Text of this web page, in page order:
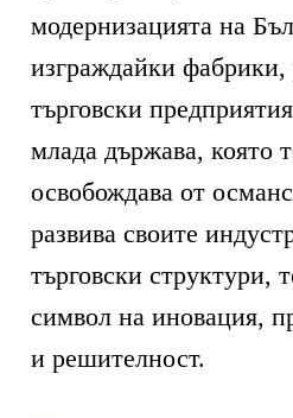
модернизацията на
изграждайки
търговски
млада държава, която
освобождава от
развива своите
търговски структури,
символ на иновация,
и решителност.